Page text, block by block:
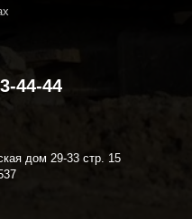
44-44
дом 29-33 стр. 15